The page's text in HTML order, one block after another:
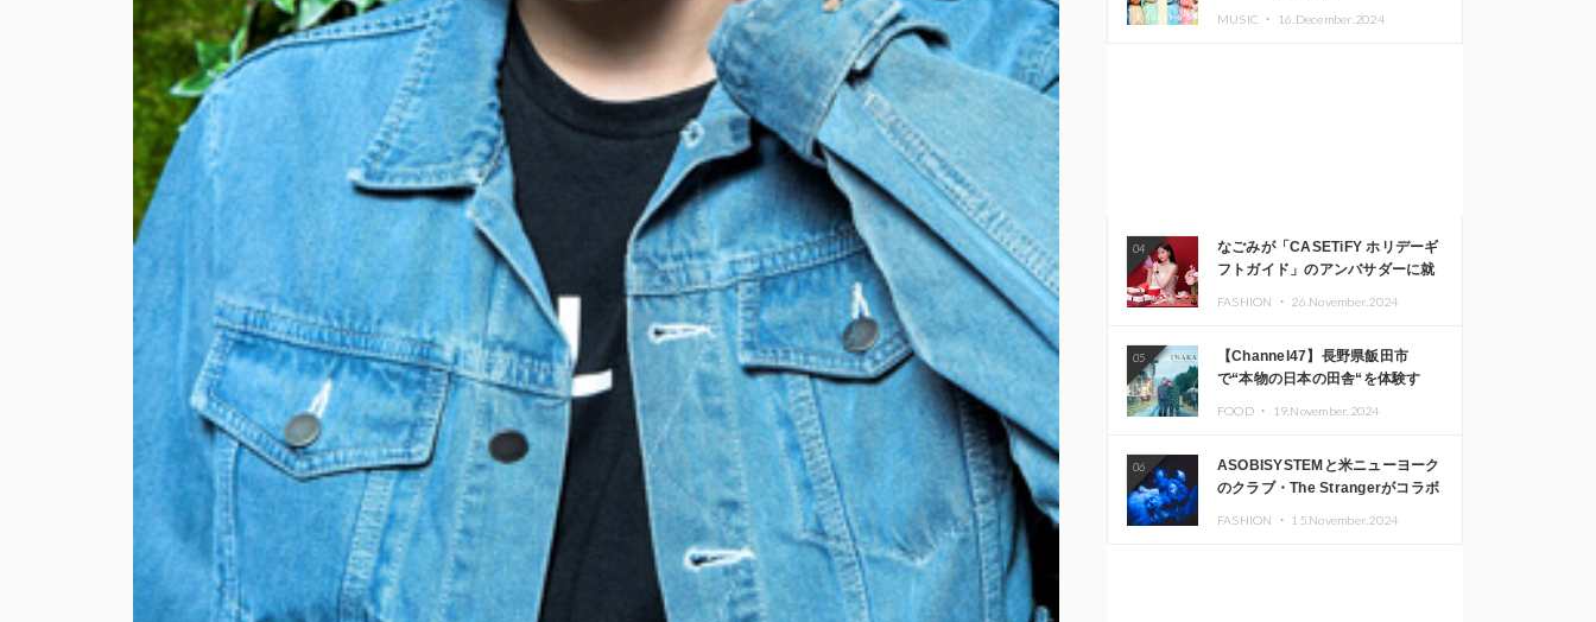
出演
MUSIC ・ 16.December.2024
04
なごみが「CASETiFY ホリデーギ
フトガイド」のアンバサダーに就
FASHION ・ 26.November.2024
05
【Channel47】長野県飯田市
で“本物の日本の田舎“を体験す
FOOD ・ 19.November.2024
06
ASOBISYSTEMと米ニューヨーク
のクラブ・The Strangerがコラボ
FASHION ・ 15.November.2024